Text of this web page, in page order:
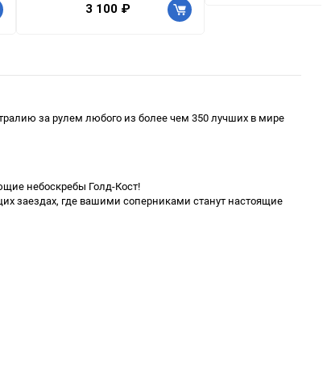
3 100 ₽
за рулем любого из более чем 350 лучших в мире
небоскребы Голд-Кост!
заездах, где вашими соперниками станут настоящие